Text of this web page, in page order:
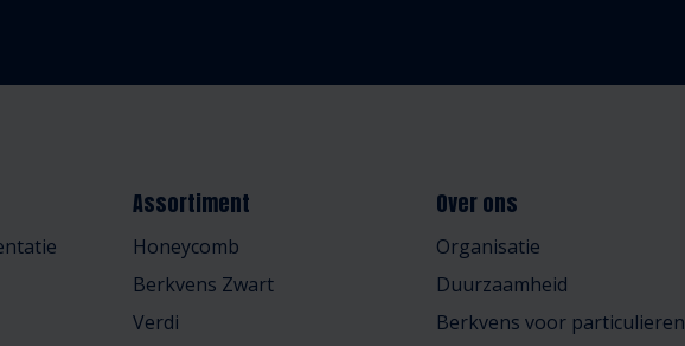
Assortiment
Honeycomb
Berkvens Zwart
Verdi
Over ons
Organisatie
Duurzaamheid
Berkvens voor particulieren